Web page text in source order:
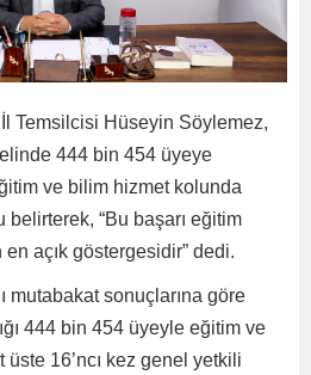
Temsilcisi Hüseyin Söylemez,
444 bin 454 üyeye
ve bilim hizmet kolunda
“Bu başarı eğitim
en açık göstergesidir” dedi.
mutabakat sonuçlarına göre
444 bin 454 üyeyle eğitim ve
16’ncı kez genel yetkili